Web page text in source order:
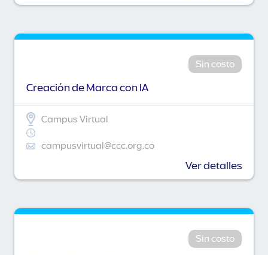
Sin costo
Creación de Marca con IA
Campus Virtual
campusvirtual@ccc.org.co
Ver detalles
Sin costo